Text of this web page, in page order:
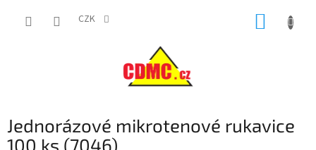
CZK
Jednorázové mikrotenové rukavice
100 ks (7046)